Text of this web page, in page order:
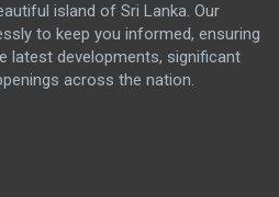
island of Sri Lanka. Our
to keep you informed, ensuring
latest developments, significant
across the nation.